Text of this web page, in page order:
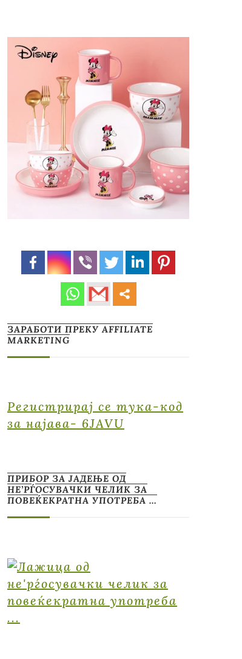
ЗАРАБОТИ ПРЕКУ AFFILIATE
MARKETING
Регистрирај се тука-код
за најава- 6JAVU
ПРИБОР ЗА ЈАДЕЊЕ ОД
НЕ’РЃОСУВАЧКИ ЧЕЛИК ЗА
ПОВЕЌЕКРАТНА УПОТРЕБА …